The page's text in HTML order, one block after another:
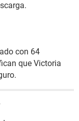
con 64
que Victoria